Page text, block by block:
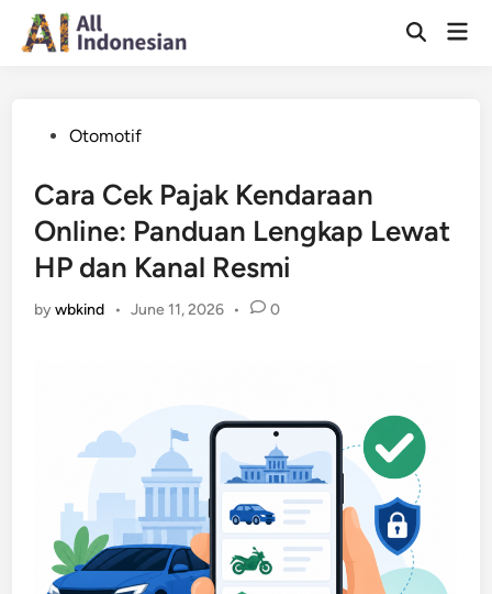
Skip
Open
PostedOtomotif
Cara Cek Pajak Kendaraan
Online: Panduan Lengkap Lewat
HP dan Kanal Resmi
bywbkind • June 11, 2026 • 0